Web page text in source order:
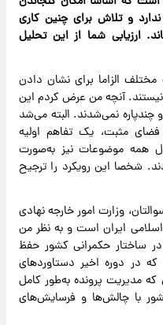
و تلاش برای چنین کاری
ارزیابی شما از این تحلیل
الزاما برای نشان دادن
نیستند. آنچه من عرض کردم این
نمی‌شدند. البته می‌شد
مثبت، یک تفاهم اولیه
همه موضوعات نیز به‌صورت
شخصا این رویکرد را ترجیح
وزارت امور خارجه نهادی
ایران است و به نظر من
ساختار حکمرانی کشور حفظ
در دوره اخیر دستاوردهای
مدیریت پرونده به‌طور کامل
با چالش‌ها و فرسایش‌های